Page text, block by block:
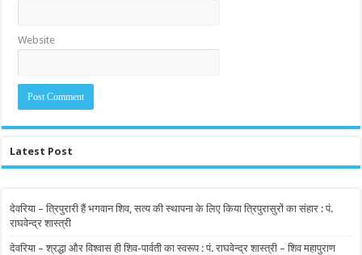
Website
Latest Post
देवरिया – त्रिपुरारी हैं भगवान शिव, सत्य की स्थापना के लिए किया त्रिपुरासुरों का संहार : पं.
राघवेन्द्र शास्त्री
देवरिया – श्रद्धा और विश्वास ही शिव-पार्वती का स्वरूप : पं. राघवेन्द्र शास्त्री – शिव महापुराण